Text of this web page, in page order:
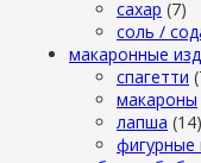
сахар (7)
cоль /
макаронные
cпагетти
макароны
лапша (14)
фигурные